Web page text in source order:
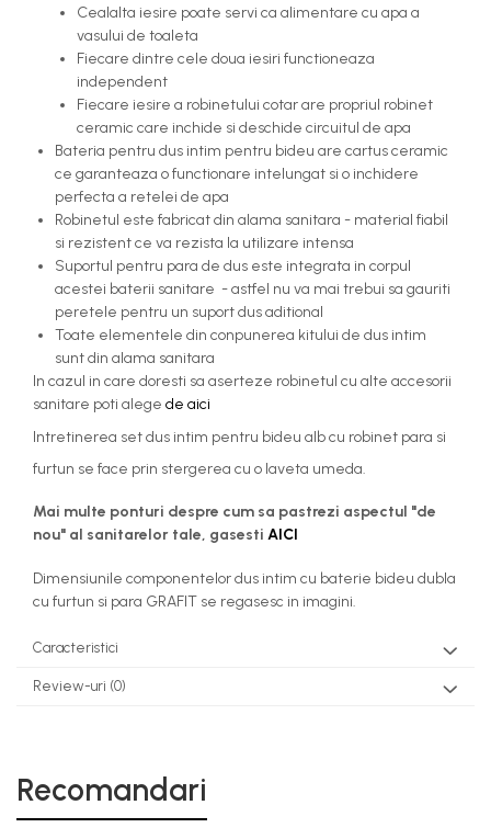
Cealalta iesire poate servi ca alimentare cu apa a
vasului de toaleta
Fiecare dintre cele doua iesiri functioneaza
independent
Fiecare iesire a robinetului cotar are propriul robinet
ceramic care inchide si deschide circuitul de apa
Bateria pentru dus intim pentru bideu are cartus ceramic
ce garanteaza o functionare intelungat si o inchidere
perfecta a retelei de apa
Robinetul este fabricat din alama sanitara - material fiabil
si rezistent ce va rezista la utilizare intensa
Suportul pentru para de dus este integrata in corpul
acestei baterii sanitare - astfel nu va mai trebui sa gauriti
peretele pentru un suport dus aditional
Toate elementele din conpunerea kitului de dus intim
sunt din alama sanitara
In cazul in care doresti sa aserteze robinetul cu alte accesorii
sanitare poti alege de aici
Intretinerea set dus intim pentru bideu alb cu robinet para si
furtun se face prin stergerea cu o laveta umeda.
Mai multe ponturi despre cum sa pastrezi aspectul "de
nou" al sanitarelor tale, gasesti AICI
Dimensiunile componentelor dus intim cu baterie bideu dubla
cu furtun si para GRAFIT se regasesc in imagini.
Caracteristici
Review-uri (0)
Recomandari